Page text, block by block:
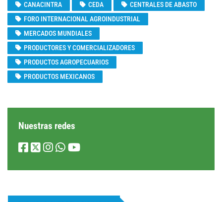
CANACINTRA
CEDA
CENTRALES DE ABASTO
FORO INTERNACIONAL AGROINDUSTRIAL
MERCADOS MUNDIALES
PRODUCTORES Y COMERCIALIZADORES
PRODUCTOS AGROPECUARIOS
PRODUCTOS MEXICANOS
Nuestras redes